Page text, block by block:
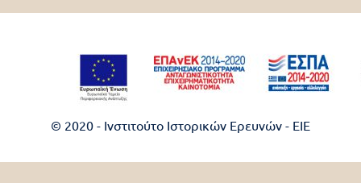
© 2020 - Ινστιτούτο Ιστορικών Ερευνών - EIE